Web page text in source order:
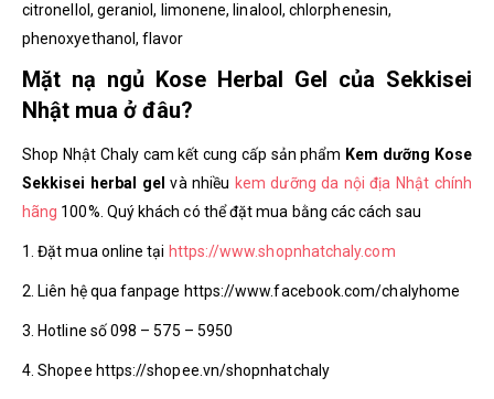
citronellol, geraniol, limonene, linalool, chlorphenesin,
phenoxyethanol, flavor
Mặt nạ ngủ Kose Herbal Gel của Sekkisei
Nhật mua ở đâu?
Shop Nhật Chaly cam kết cung cấp sản phẩm Kem dưỡng Kose
Sekkisei herbal gelvà nhiều kem dưỡng da nội địa Nhật chính
hãng 100%. Quý khách có thể đặt mua bằng các cách sau
1. Đặt mua online tại https://www.shopnhatchaly.com
2. Liên hệ qua fanpage https://www.facebook.com/chalyhome
3. Hotline số 098 – 575 – 5950
4. Shopee https://shopee.vn/shopnhatchaly